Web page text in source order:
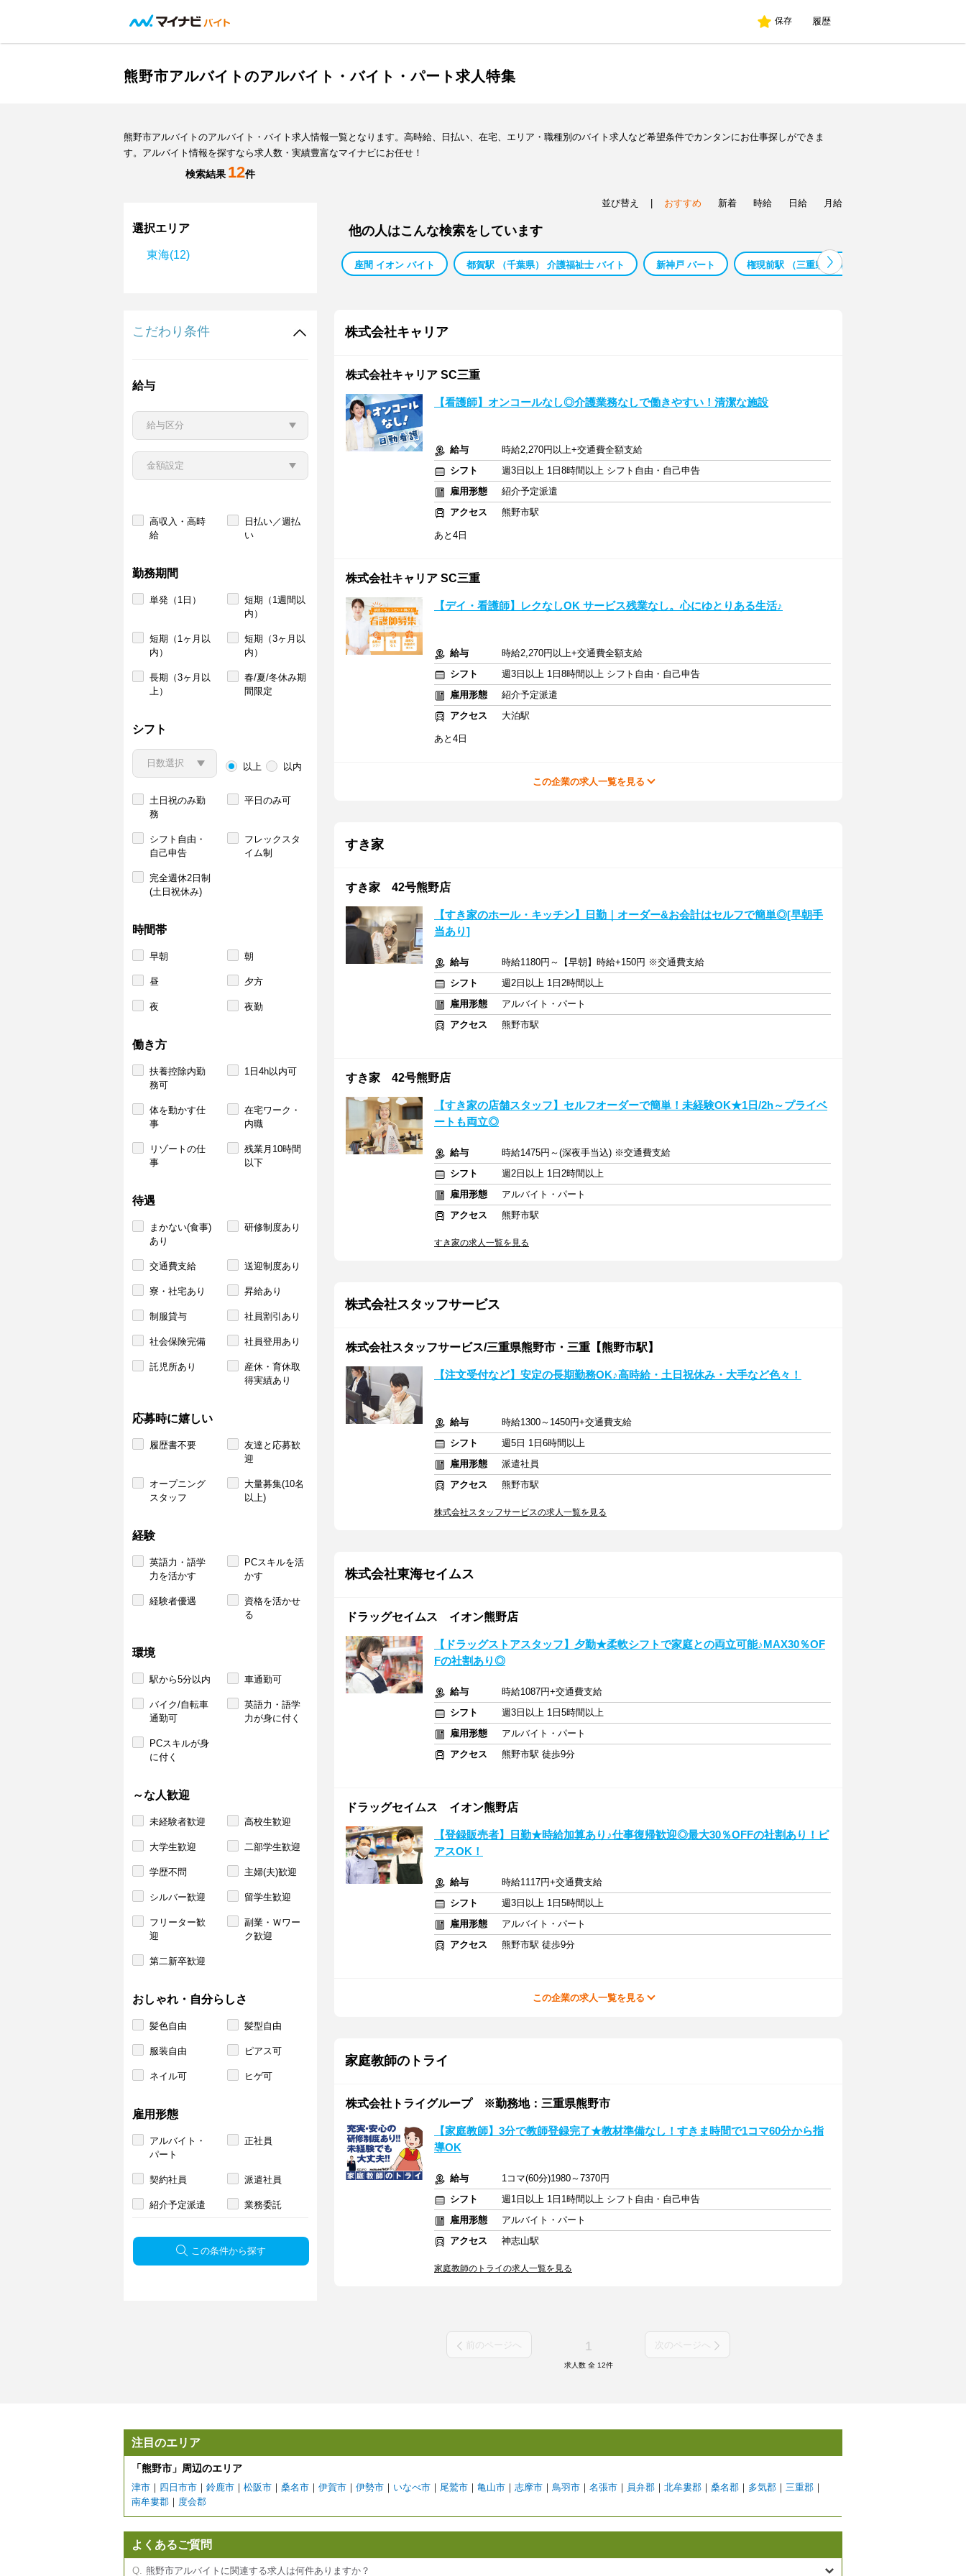
保存 履歴
熊野市アルバイトのアルバイト・バイト・パート求人特集
熊野市アルバイトのアルバイト・バイト求人情報一覧となります。高時給、日払い、在宅、エリア・職種別のバイト求人など希望条件でカンタンにお仕事探しができま
す。アルバイト情報を探すなら求人数・実績豊富なマイナビにお任せ！
検索結果 12件
選択エリア
東海(12)
こだわり条件
給与
高収入・高時
給
日払い／週払
い
勤務期間
単発（1日）
短期（1週間以
内）
短期（1ヶ月以
内）
短期（3ヶ月以
内）
長期（3ヶ月以
上）
春/夏/冬休み期
間限定
シフト
以上 以内
土日祝のみ勤
務
平日のみ可
シフト自由・
自己申告
フレックスタ
イム制
完全週休2日制
(土日祝休み)
時間帯
早朝 朝
昼 夕方
夜 夜勤
働き方
扶養控除内勤
務可
1日4h以内可
体を動かす仕
事
在宅ワーク・
内職
リゾートの仕
事
残業月10時間
以下
待遇
まかない(食事)
あり
研修制度あり
交通費支給 送迎制度あり
寮・社宅あり 昇給あり
制服貸与 社員割引あり
社会保険完備 社員登用あり
託児所あり
産休・育休取
得実績あり
応募時に嬉しい
履歴書不要
友達と応募歓
迎
オープニング
スタッフ
大量募集(10名
以上)
経験
英語力・語学
力を活かす
PCスキルを活
かす
経験者優遇
資格を活かせ
る
環境
駅から5分以内 車通勤可
バイク/自転車
通勤可
英語力・語学
力が身に付く
PCスキルが身
に付く
～な人歓迎
未経験者歓迎 高校生歓迎
大学生歓迎 二部学生歓迎
学歴不問 主婦(夫)歓迎
シルバー歓迎 留学生歓迎
フリーター歓
迎
副業・Ｗワー
ク歓迎
第二新卒歓迎
おしゃれ・自分らしさ
髪色自由 髪型自由
服装自由 ピアス可
ネイル可 ヒゲ可
雇用形態
アルバイト・
パート
正社員
契約社員 派遣社員
紹介予定派遣 業務委託
この条件から探す
並び替え おすすめ 新着 時給 日給 月給
他の人はこんな検索をしています
座間 イオン バイト 都賀駅 （千葉県） 介護福祉士 バイト 新神戸 パート 権現前駅 （三重県） 保育補助 バイト
株式会社キャリア
株式会社キャリア SC三重
【看護師】オンコールなし◎介護業務なしで働きやすい！清潔な施設
給与
時給2,270円以上+交通費全額支給
シフト
週3日以上 1日8時間以上 シフト自由・自己申告
雇用形態
紹介予定派遣
アクセス
熊野市駅
あと4日
株式会社キャリア SC三重
【デイ・看護師】レクなしOK サービス残業なし。心にゆとりある生活♪
給与
時給2,270円以上+交通費全額支給
シフト
週3日以上 1日8時間以上 シフト自由・自己申告
雇用形態
紹介予定派遣
アクセス
大泊駅
あと4日
この企業の求人一覧を見る
すき家
すき家 42号熊野店
【すき家のホール・キッチン】日勤｜オーダー&お会計はセルフで簡単◎[早朝手
当あり]
給与
時給1180円～【早朝】時給+150円 ※交通費支給
シフト
週2日以上 1日2時間以上
雇用形態
アルバイト・パート
アクセス
熊野市駅
すき家 42号熊野店
【すき家の店舗スタッフ】セルフオーダーで簡単！未経験OK★1日/2h～プライベ
ートも両立◎
給与
時給1475円～(深夜手当込) ※交通費支給
シフト
週2日以上 1日2時間以上
雇用形態
アルバイト・パート
アクセス
熊野市駅
すき家の求人一覧を見る
株式会社スタッフサービス
株式会社スタッフサービス/三重県熊野市・三重【熊野市駅】
【注文受付など】安定の長期勤務OK♪高時給・土日祝休み・大手など色々！
給与
時給1300～1450円+交通費支給
シフト
週5日 1日6時間以上
雇用形態
派遣社員
アクセス
熊野市駅
株式会社スタッフサービスの求人一覧を見る
株式会社東海セイムス
ドラッグセイムス イオン熊野店
【ドラッグストアスタッフ】夕勤★柔軟シフトで家庭との両立可能♪MAX30％OF
Fの社割あり◎
給与
時給1087円+交通費支給
シフト
週3日以上 1日5時間以上
雇用形態
アルバイト・パート
アクセス
熊野市駅 徒歩9分
ドラッグセイムス イオン熊野店
【登録販売者】日勤★時給加算あり♪仕事復帰歓迎◎最大30％OFFの社割あり！ピ
アスOK！
給与
時給1117円+交通費支給
シフト
週3日以上 1日5時間以上
雇用形態
アルバイト・パート
アクセス
熊野市駅 徒歩9分
この企業の求人一覧を見る
家庭教師のトライ
株式会社トライグループ ※勤務地：三重県熊野市
【家庭教師】3分で教師登録完了★教材準備なし！すきま時間で1コマ60分から指
導OK
給与
1コマ(60分)1980～7370円
シフト
週1日以上 1日1時間以上 シフト自由・自己申告
雇用形態
アルバイト・パート
アクセス
神志山駅
家庭教師のトライの求人一覧を見る
前のページへ 1 次のページへ
求人数 全 12件
注目のエリア
「熊野市」周辺のエリア
津市 ｜ 四日市市 ｜ 鈴鹿市 ｜ 松阪市 ｜ 桑名市 ｜ 伊賀市 ｜ 伊勢市 ｜ いなべ市 ｜ 尾鷲市 ｜ 亀山市 ｜ 志摩市 ｜ 鳥羽市 ｜ 名張市 ｜ 員弁郡 ｜ 北牟婁郡 ｜ 桑名郡 ｜ 多気郡 ｜ 三重郡 ｜
南牟婁郡 ｜ 度会郡
よくあるご質問
熊野市アルバイトに関連する求人は何件ありますか？